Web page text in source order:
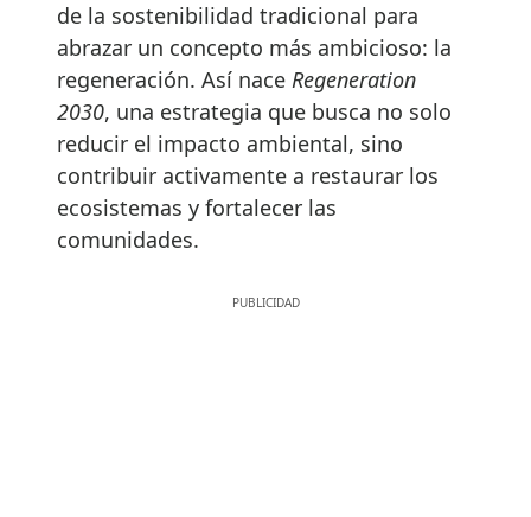
de la sostenibilidad tradicional para
abrazar un concepto más ambicioso: la
regeneración. Así nace Regeneration
2030, una estrategia que busca no solo
reducir el impacto ambiental, sino
contribuir activamente a restaurar los
ecosistemas y fortalecer las
comunidades.